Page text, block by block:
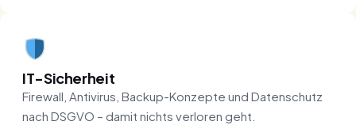
IT-Sicherheit
Firewall, Antivirus, Backup-Konzepte und Datenschutz
nach DSGVO – damit nichts verloren geht.